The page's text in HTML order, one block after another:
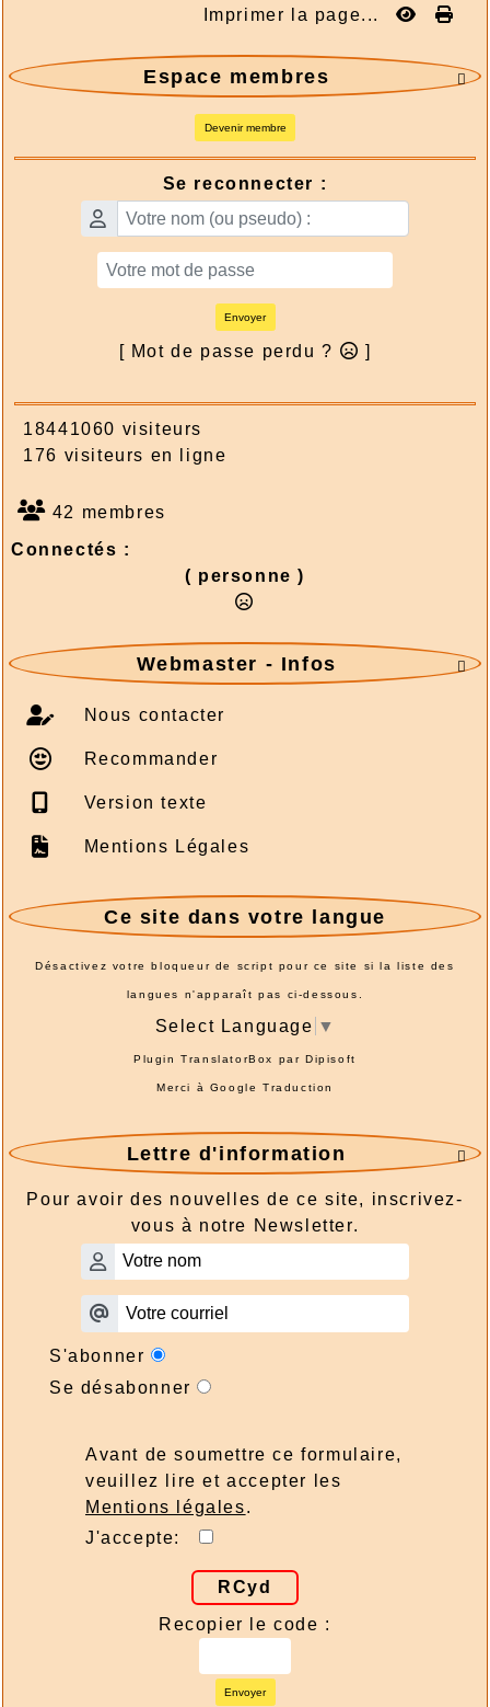
Imprimer la page...

Espace membres
Devenir membre
Se reconnecter :
Envoyer
[ Mot de passe perdu ? ]
18441060 visiteurs
176 visiteurs en ligne
42 membres
Connectés :
( personne )

Webmaster - Infos
Nous contacter
Recommander
Version texte
Mentions Légales
Ce site dans votre langue
Désactivez votre bloqueur de script pour ce site si la liste des
langues n'apparaît pas ci-dessous.
Select Language ▼
Plugin TranslatorBox parDipisoft
Merci à Google Traduction

Lettre d'information
Pour avoir des nouvelles de ce site, inscrivez-
vous à notre Newsletter.
S'abonner
Se désabonner
Avant de soumettre ce formulaire,
veuillez lire et accepter les
Mentions légales.
J'accepte:
RCyd
Recopier le code :
Envoyer